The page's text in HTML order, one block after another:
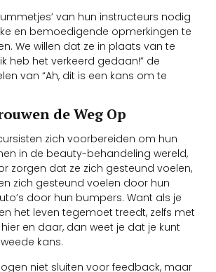
van hun instructeurs nodig
en bemoedigende opmerkingen te
We willen dat ze in plaats van te
heb het verkeerd gedaan!” de
van “Ah, dit is een kans om te
de Weg Op
zich voorbereiden om hun
in de beauty-behandeling wereld,
zorgen dat ze zich gesteund voelen,
zich gesteund voelen door hun
door hun bumpers. Want als je
het leven tegemoet treedt, zelfs met
en daar, dan weet je dat je kunt
kans.
niet sluiten voor feedback, maar